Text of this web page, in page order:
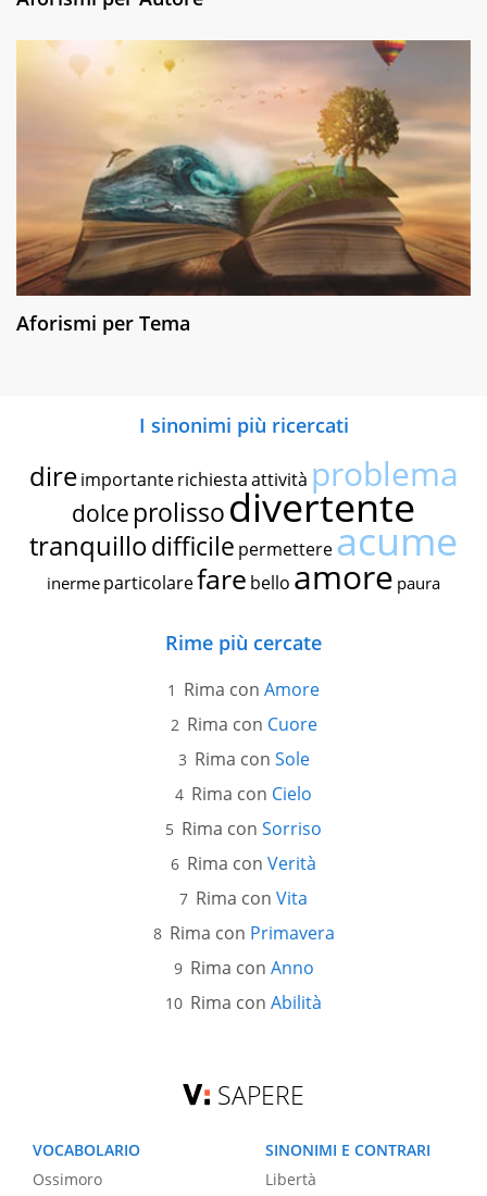
Aforismi per Tema
I sinonimi più ricercati
dire importante richiestaattività problema
dolce prolissodivertente
tranquillodifficile permettereacume
inerme particolarefare bello amore paura
Rime più cercate
Rima con Amore
Rima con Cuore
Rima con Sole
Rima con Cielo
Rima con Sorriso
Rima con Verità
Rima con Vita
Rima con Primavera
Rima con Anno
Rima con Abilità
SAPERE
VOCABOLARIO
Ossimoro
SINONIMI E CONTRARI
Libertà